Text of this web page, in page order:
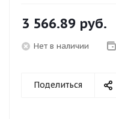
3 566.89 руб.
Нет в наличии
Поделиться